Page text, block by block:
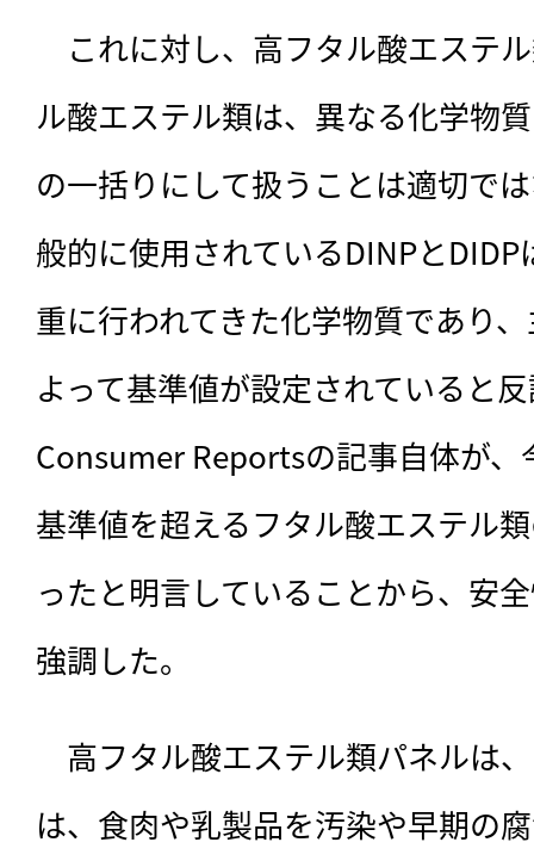
これに対し、高フタル酸エステ
ル酸エステル類は、異なる化学物
の一括りにして扱うことは適切で
般的に使用されているDINPと
重に行われてきた化学物質であり
よって基準値が設定されていると
Consumer Reportsの記事自体が、
基準値を超えるフタル酸エステル
ったと明言していることから、安
強調した。
高フタル酸エステル類パネルは
は、食肉や乳製品を汚染や早期の